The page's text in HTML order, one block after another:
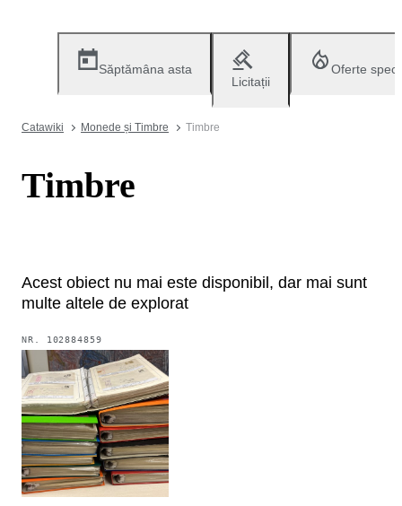
Săptămâna asta
Licitații
Oferte
Catawiki Monede și Timbre Timbre
Timbre
Acest obiect nu mai este disponibil, dar mai sunt
multe altele de explorat
NR. 102884859